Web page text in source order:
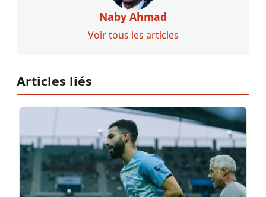
Naby Ahmad
Voir tous les articles
Articles liés